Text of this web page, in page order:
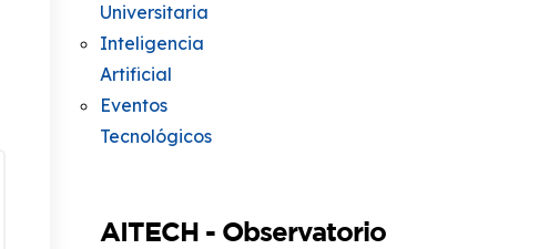
Universitaria
Inteligencia
Artificial
Eventos
Tecnológicos
AITECH - Observatorio